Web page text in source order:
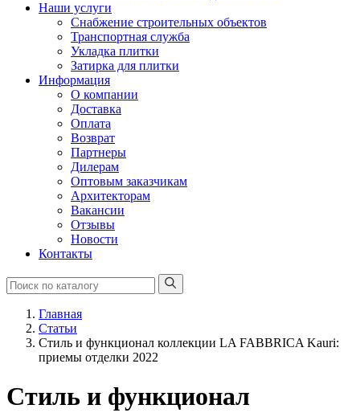
Наши услуги
Снабжение строительных объектов
Транспортная служба
Укладка плитки
Затирка для плитки
Информация
О компании
Доставка
Оплата
Возврат
Партнеры
Дилерам
Оптовым заказчикам
Архитекторам
Вакансии
Отзывы
Новости
Контакты
Главная
Статьи
Стиль и функционал коллекции LA FABBRICA Kauri:
приемы отделки 2022
Стиль и функционал